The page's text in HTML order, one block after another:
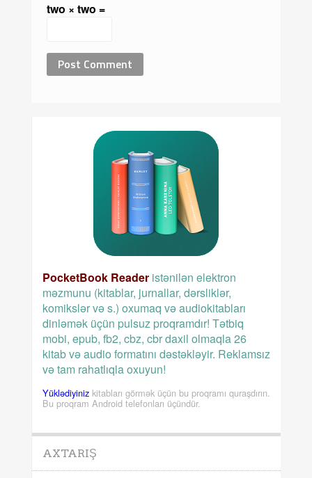
two × two =
PocketBook Readeristənilən elektron
məzmunu (kitablar, jurnallar, dərsliklər,
komikslər və s.) oxumaq və audiokitabları
dinləmək üçün pulsuz proqramdır! Tətbiq
mobi, epub, fb2, cbz, cbr daxil olmaqla 26
kitab və audio formatını dəstəkləyir. Reklamsız
və tam rahatlıqla oxuyun!
Yüklədiyinizkitabları görmək üçün bu proqramı quraşdırın.
Bu proqram Android telefonları üçündür.
AXTARIŞ